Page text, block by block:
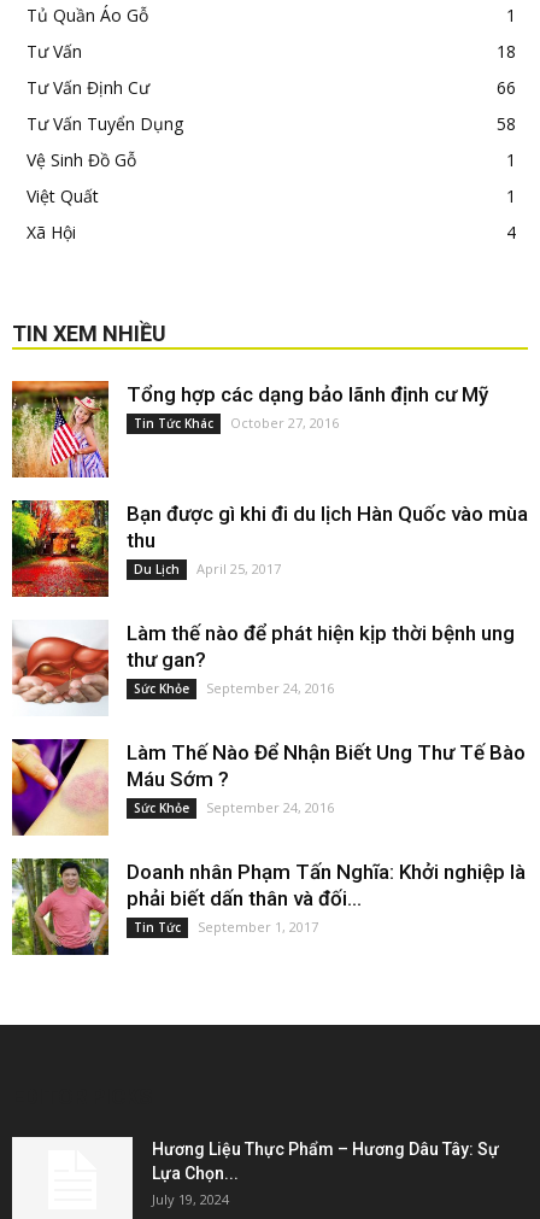
Tủ Quần Áo Gỗ
1
Tư Vấn
18
Tư Vấn Định Cư
66
Tư Vấn Tuyển Dụng
58
Vệ Sinh Đồ Gỗ
1
Việt Quất
1
Xã Hội
4
TIN XEM NHIỀU
Tổng hợp các dạng bảo lãnh định cư Mỹ
Tin Tức Khác October 27, 2016
Bạn được gì khi đi du lịch Hàn Quốc vào mùa
thu
Du Lịch April 25, 2017
Làm thế nào để phát hiện kịp thời bệnh ung
thư gan?
Sức Khỏe September 24, 2016
Làm Thế Nào Để Nhận Biết Ung Thư Tế Bào
Máu Sớm ?
Sức Khỏe September 24, 2016
Doanh nhân Phạm Tấn Nghĩa: Khởi nghiệp là
phải biết dấn thân và đối...
Tin Tức September 1, 2017
Hương Liệu Thực Phẩm – Hương Dâu Tây: Sự
Lựa Chọn...
July 19, 2024